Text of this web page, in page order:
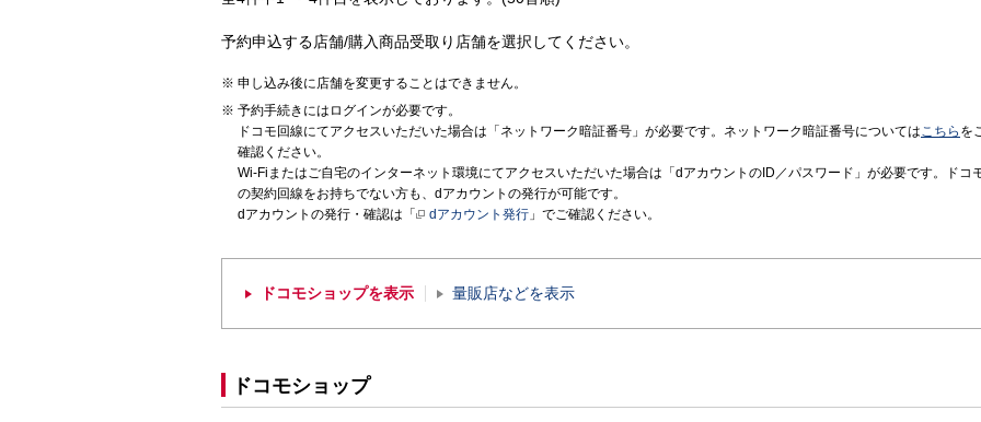
予約申込する店舗/購入商品受取り店舗を選択してください。
申し込み後に店舗を変更することはできません。
予約手続きにはログインが必要です。
ドコモ回線にてアクセスいただいた場合は「ネットワーク暗証番号」が必要です。ネットワーク暗証番号についてはこちら を
確認ください。
Wi-Fiまたはご自宅のインターネット環境にてアクセスいただいた場合は「dアカウントのID／パスワード」が必要です。ドコ
の契約回線をお持ちでない方も、dアカウントの発行が可能です。
dアカウントの発行・確認は「
dアカウント発行 」でご確認ください。
ドコモショップを表示 量販店などを表示
ドコモショップ